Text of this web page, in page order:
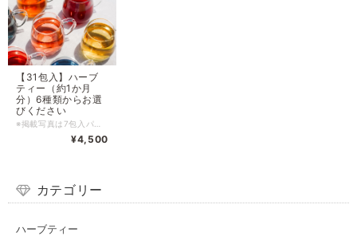
【31包入】ハーブ
ティー（約1か月
分）6種類からお選
びください
¥4,500
カテゴリー
ハーブティー